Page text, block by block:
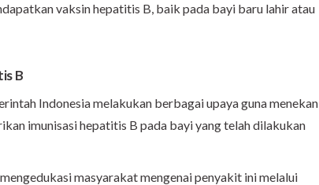
vaksin hepatitis B, baik pada bayi baru lahir atau
B
Indonesia melakukan berbagai upaya guna menekan
imunisasi hepatitis B pada bayi yang telah dilakukan
masyarakat mengenai penyakit ini melalui